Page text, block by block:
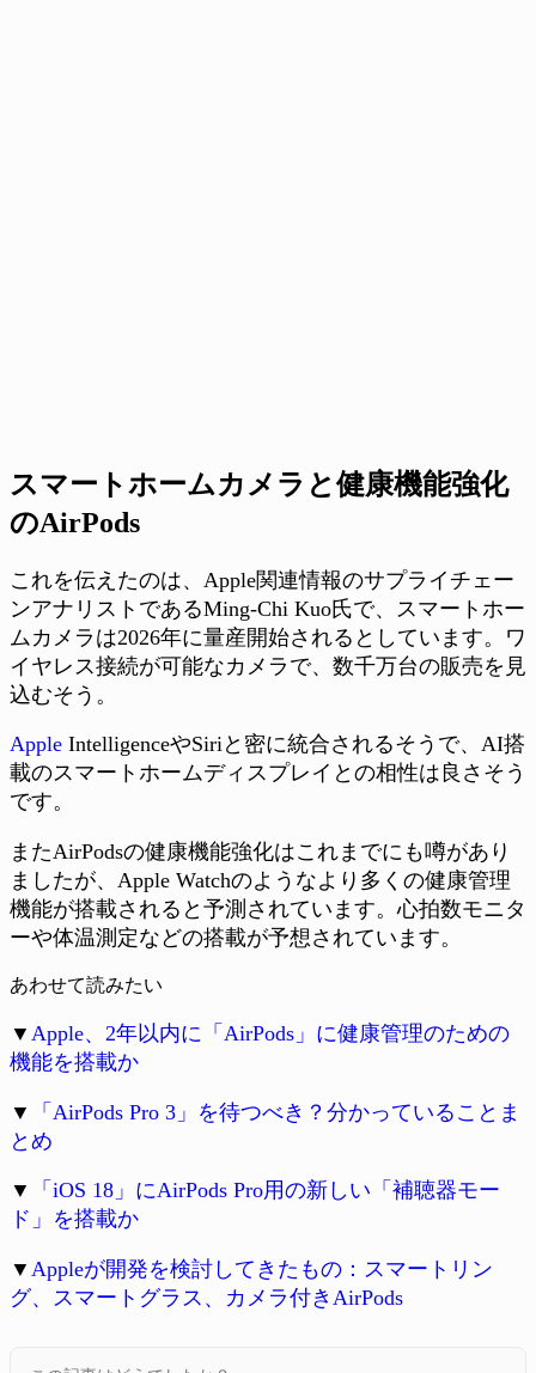
スマートホームカメラと健康機能強化
のAirPods
これを伝えたのは、Apple関連情報のサプライチェー
ンアナリストであるMing-Chi Kuo氏で、スマートホー
ムカメラは2026年に量産開始されるとしています。ワ
イヤレス接続が可能なカメラで、数千万台の販売を見
込むそう。
Apple IntelligenceやSiriと密に統合されるそうで、AI搭
載のスマートホームディスプレイとの相性は良さそう
です。
またAirPodsの健康機能強化はこれまでにも噂があり
ましたが、Apple Watchのようなより多くの健康管理
機能が搭載されると予測されています。心拍数モニタ
ーや体温測定などの搭載が予想されています。
あわせて読みたい
▼ Apple、2年以内に「AirPods」に健康管理のための
機能を搭載か
▼
「AirPods Pro 3」を待つべき？分かっていることま
とめ
▼
「iOS 18」にAirPods Pro用の新しい「補聴器モー
ド」を搭載か
▼ Appleが開発を検討してきたもの：スマートリン
グ、スマートグラス、カメラ付きAirPods